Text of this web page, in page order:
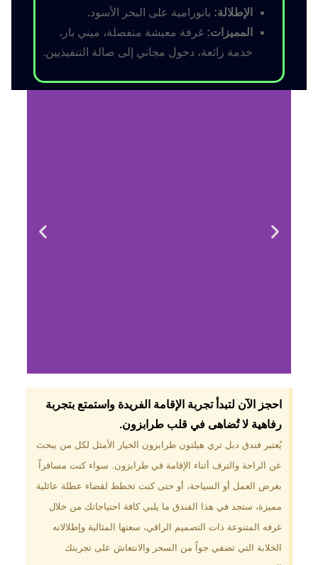
الإطلالة: بانورامية على البحر الأسود.
المميزات: غرفة معيشة منفصلة، ميني بار،
خدمة رائعة، دخول مجاني إلى صالة التنفيذيين.
لماذا تختار فندق دبل
تري هيلتون
طرابزون؟
موقع مميز في قلب طرابزون بالقرب
من أهم المعالم السياحية. إطلالات
الخضراء. مرافق متكاملة تشمل
مسبحًا داخليًا، سبا، صالة ألعاب
رياضية، ومطاعم عالمية.
احجز الآن لتبدأ تجربة الإقامة الفريدة واستمتع بتجربة
رفاهية لا تُضاهى في قلب طرابزون.​
يُعتبر فندق دبل تري هيلتون طرابزون الخيار الأمثل لكل من يبحث
عن الراحة والترف أثناء الإقامة في طرابزون. سواء كنت مسافراً
بغرض العمل أو السياحة، أو حتى كنت تخطط لقضاء عطلة عائلية
مميزة، ستجد في هذا الفندق ما يلبي كافة احتياجاتك من خلال
غرفه المتنوعة ذات التصميم الراقي، سعتها المثالية وإطلالاته
الخلابة التي تضفي جواً من السحر والانتعاش على تجربتك